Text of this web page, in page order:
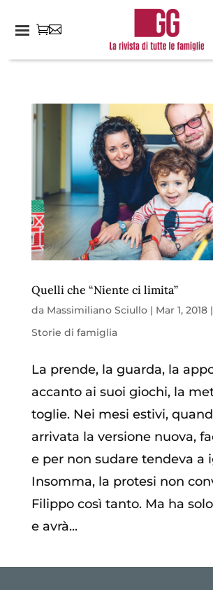
Quelli che “Niente ci limita”
da Massimiliano Sciullo| Mar 1, 2018|
Storie di famiglia
La prende, la guarda, la
accanto ai suoi giochi, la
toglie. Nei mesi estivi,
arrivata la versione nuova,
e per non sudare tendeva a
Insomma, la protesi non
Filippo così tanto. Ma ha
e avrà...